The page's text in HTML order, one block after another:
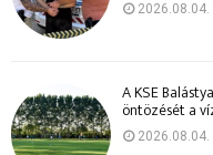
2026.08.04.
A KSE
öntözését a
2026.08.04.